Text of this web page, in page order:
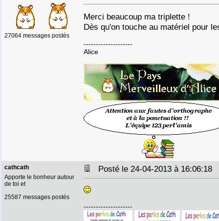
27064 messages postés
Merci beaucoup ma triplette !
Dès qu'on touche au matériel pour
--------------------
Alice
cathcath
Apporte le bonheur autour
de toi et
25587 messages postés
Posté le 24-04-2013 à 16:06:18
--------------------